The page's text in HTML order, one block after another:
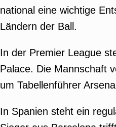
national eine wichtige
Ländern der Ball.
In der Premier League
Palace. Die Mannschaft
um Tabellenführer
In Spanien steht ein